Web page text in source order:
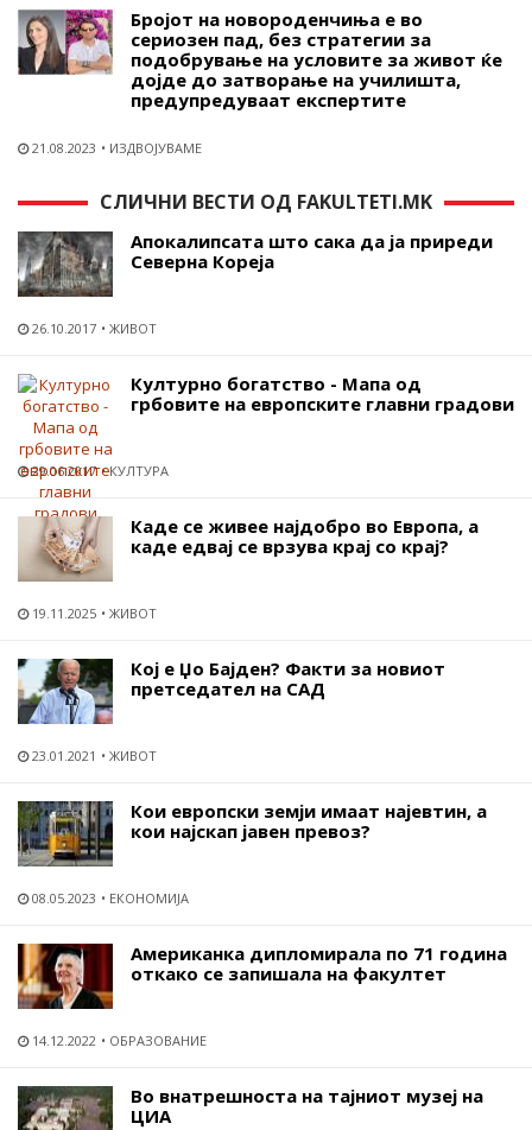
Бројот на новороденчиња е во
сериозен пад, без стратегии за
подобрување на условите за живот ќе
дојде до затворање на училишта,
предупредуваат експертите
21.08.2023 ИЗДВОЈУВАМЕ
СЛИЧНИ ВЕСТИ ОД FAKULTETI.MK
Апокалипсата што сака да ја приреди
Северна Кореја
26.10.2017 ЖИВОТ
Културно богатство - Мапа од
грбовите на европските главни градови
29.06.2017 КУЛТУРА
Каде се живее најдобро во Европа, а
каде едвај се врзува крај со крај?
19.11.2025 ЖИВОТ
Кој е Џо Бајден? Факти за новиот
претседател на САД
23.01.2021 ЖИВОТ
Кои европски земји имаат најевтин, а
кои најскап јавен превоз?
08.05.2023 ЕКОНОМИЈА
Американка дипломирала по 71 година
откако се запишала на факултет
14.12.2022 ОБРАЗОВАНИЕ
Во внатрешноста на тајниот музеј на
ЦИА